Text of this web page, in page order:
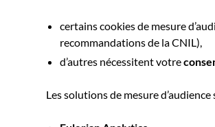
certains cookies de mesure
recommandations de la CNIL),
d’autres nécessitent votre
Les solutions de mesure